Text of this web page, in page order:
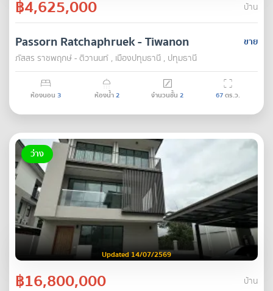
฿4,625,000 บ้าน
ขาย
Passorn Ratchaphruek - Tiwanon
ภัสสร ราชพฤกษ์ - ติวานนท์ , เมืองปทุมธานี , ปทุมธานี
ห้องนอน 3 ห้องน้ำ2 จำนวนชั้น 2 67ตร.ว.
ว่าง
Updated 14/07/2569
฿16,800,000 บ้าน